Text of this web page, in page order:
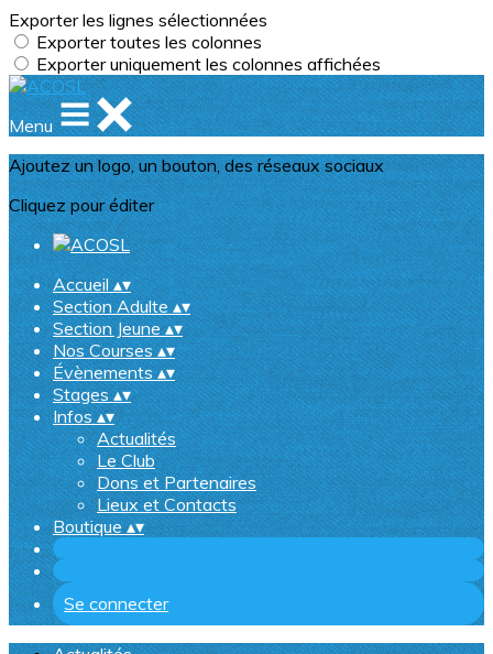
Exporter les lignes sélectionnées
Exporter toutes les colonnes
Exporter uniquement les colonnes affichées
Menu
Ajoutez un logo, un bouton, des réseaux sociaux
Cliquez pour éditer
Accueil▴▾
Section Adulte▴▾
Section Jeune▴▾
Nos Courses▴▾
Évènements▴▾
Stages▴▾
Infos▴▾
Actualités
Le Club
Dons et Partenaires
Lieux et Contacts
Boutique▴▾
Se connecter